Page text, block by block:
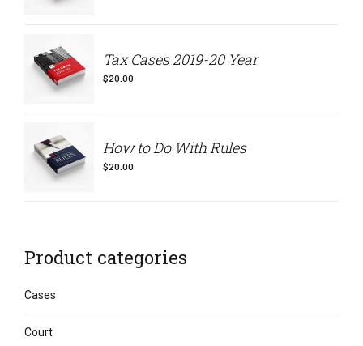
Tax Cases 2019-20 Year
$20.00
How to Do With Rules
$20.00
Product categories
Cases
Court